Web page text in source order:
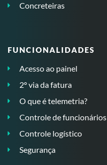
Concreteiras
FUNCIONALIDADES
Acesso ao painel
2º via da fatura
O que é telemetria?
Controle de funcionários
Controle logístico
Segurança